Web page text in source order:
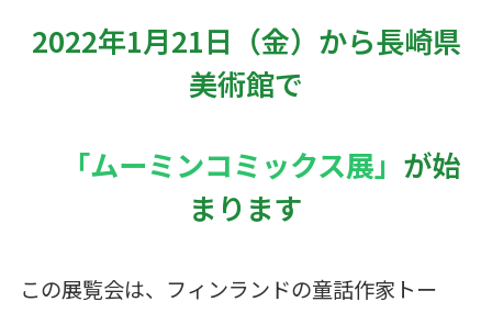
2022年1月21日（金）から長崎県
美術館で
「ムーミンコミックス展」 が始
まります
この展覧会は、フィンランドの童話作家トー